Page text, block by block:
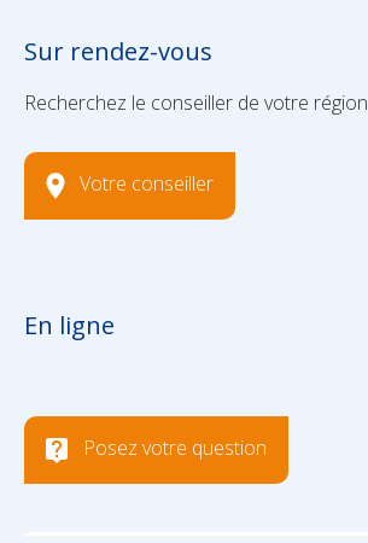
Sur rendez-vous
Recherchez le conseiller de votre région
Votre conseiller
En ligne
Posez votre question